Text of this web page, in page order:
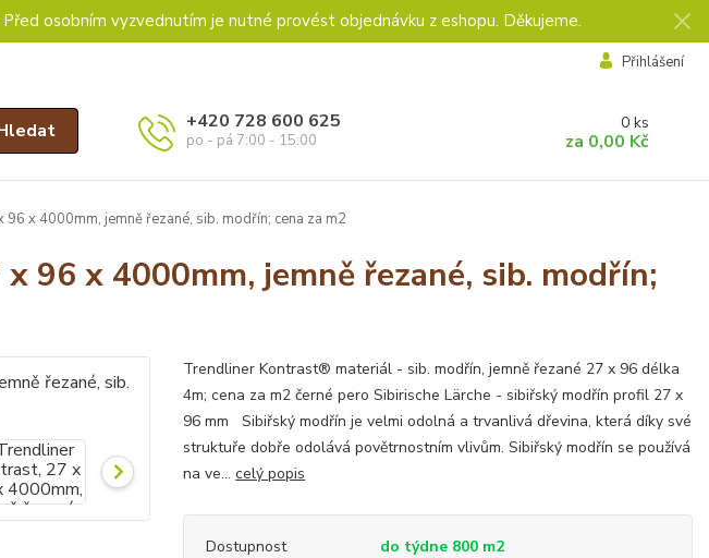
osobním vyzvednutím je nutné provést objednávku z eshopu. Děkujeme.
Přihlášení
+420 728 600 625
po - pá 7:00 - 15:00
0 ks
za 0,00 Kč
x 4000mm, jemně řezané, sib. modřín; cena za m2
96 x 4000mm, jemně řezané, sib. modřín;
Trendliner Kontrast® materiál - sib. modřín, jemně řezané 27 x 96 délka
4m; cena za m2 černé pero Sibirische Lärche - sibiřský modřín profil 27 x
96 mm Sibiřský modřín je velmi odolná a trvanlivá dřevina, která díky své
struktuře dobře odolává povětrnostním vlivům. Sibiřský modřín se používá
na ve...celý popis
Dostupnost do týdne 800 m2